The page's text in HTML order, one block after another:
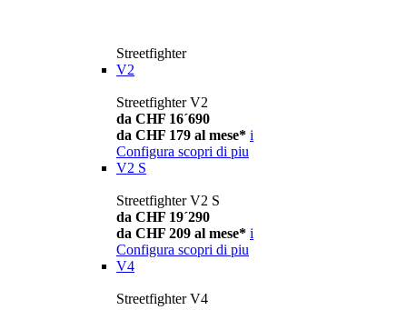
Streetfighter
V2
Streetfighter V2
da CHF 16´690
da CHF 179 al mese* i
Configura scopri di piu
V2 S
Streetfighter V2 S
da CHF 19´290
da CHF 209 al mese* i
Configura scopri di piu
V4
Streetfighter V4